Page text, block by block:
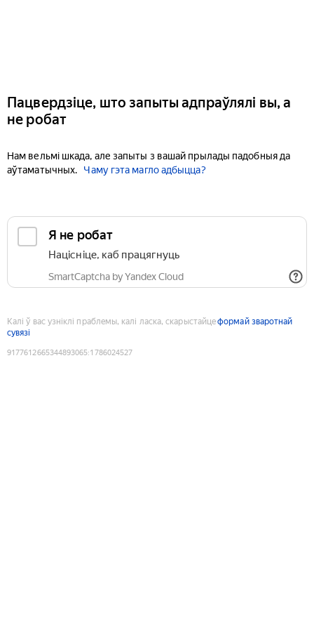
Пацвердзіце, што запыты адпраўлялі вы, а
не робат
Нам вельмі шкада, але запыты з вашай прылады падобныя да
аўтаматычных.
Чаму гэта магло адбыцца?
Я не робат
Націсніце, каб працягнуць
SmartCaptcha by Yandex Cloud
Калі ў вас узніклі праблемы, калі ласка, скарыстайцеформай зваротнай
сувязі
9177612665344893065:1786024527